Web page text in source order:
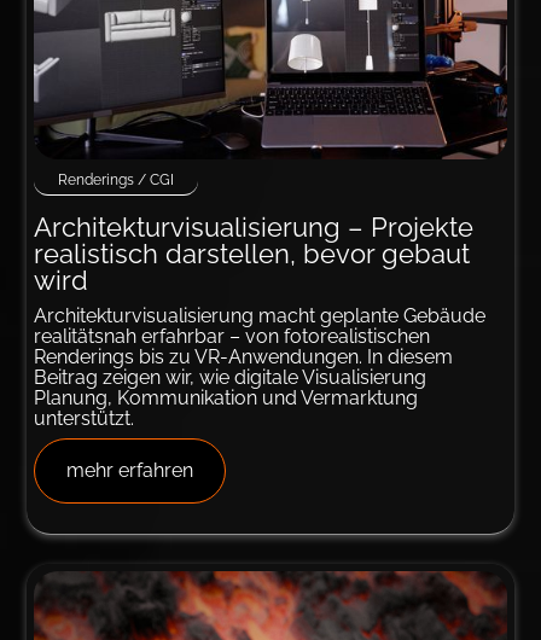
Renderings / CGI
Ar­chi­tek­tur­­visuali­sie­rung – Pro­jekte
realistisch darstellen, bevor gebaut
wird
Architekturvisualisierung macht geplante Gebäude
realitätsnah erfahrbar – von fotorealistischen
Renderings bis zu VR-Anwendungen. In diesem
Beitrag zeigen wir, wie digitale Visualisierung
Planung, Kommunikation und Vermarktung
unterstützt.
mehr erfahren